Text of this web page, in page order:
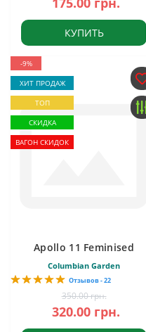
КУПИТЬ
-9%
ХИТ ПРОДАЖ
ТОП
СКИДКА
ВАГОН СКИДОК
Apollo 11 Feminised
Columbian Garden
Отзывов - 22
350.00 грн.
320.00 грн.